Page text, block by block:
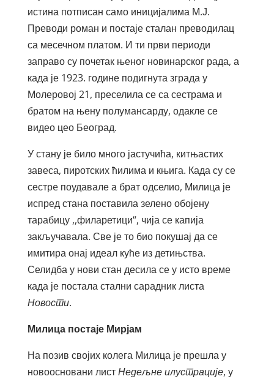
истина потписан само иницијалима М.Ј.
Преводи роман и постаје сталан преводилац
са месечном платом. И ти први периоди
заправо су почетак њеног новинарског рада, а
када је 1923. године подигнута зграда у
Молеровој 21, преселила се са сестрама и
братом на њену полумансарду, одакле се
видео цео Београд.
У стану је било много јастучића, китњастих
завеса, пиротских ћилима и књига. Када су се
сестрe поудавале а брат одселио, Милица је
испред стана поставила зелено обојену
тарабицу ,,филаретици“, чија се капија
закључавала. Све је то био покушај да се
имитира онај идеал куће из детињства.
Селидба у нови стан десила се у исто време
када је постала стални сарадник листа
Новости.
Милица постаје Мирјам
На позив својих колега Милица је прешла у
новоосновани листНедељне илустрације, у